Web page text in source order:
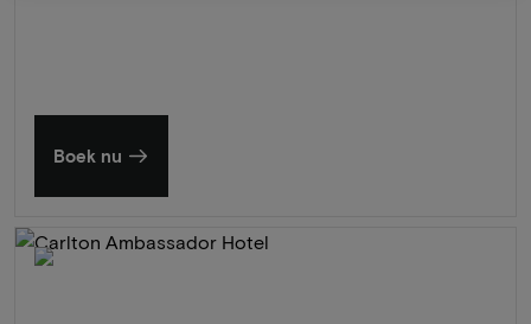
Boek nu